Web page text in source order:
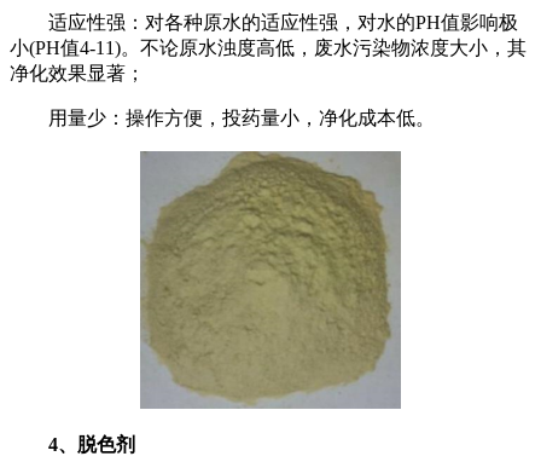
适应性强：对各种原水的适应性强，对水的PH值影响极
小(PH值4-11)。不论原水浊度高低，废水污染物浓度大小，其
净化效果显著；
用量少：操作方便，投药量小，净化成本低。
4、脱色剂